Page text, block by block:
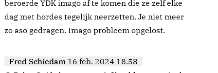
beroerde YDK imago af te komen die ze zelf elke
dag met hordes tegelijk neerzetten. Je niet meer
zo aso gedragen. Imago probleem opgelost.
Fred Schiedam 16 feb. 2024 18.58